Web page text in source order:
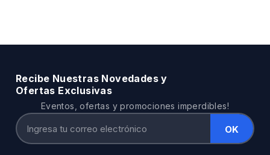
Recibe Nuestras Novedades y
Ofertas Exclusivas
Eventos, ofertas y promociones imperdibles!